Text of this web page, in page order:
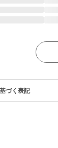
づく表記